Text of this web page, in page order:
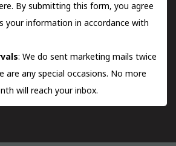
By submitting this form, you agree
your information in accordance with
: We do sent marketing mails twice
are any special occasions. No more
will reach your inbox.